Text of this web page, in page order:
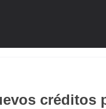
créditos